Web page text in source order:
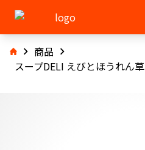
商品
スープDELI えびとほうれん